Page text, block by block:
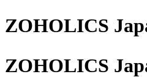
ZOHOLICS
ZOHOLICS